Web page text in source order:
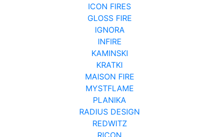
ICON FIRES
GLOSS FIRE
IGNORA
INFIRE
KAMINSKI
KRATKI
MAISON FIRE
MYSTFLAME
PLANIKA
RADIUS DESIGN
REDWITZ
RICON